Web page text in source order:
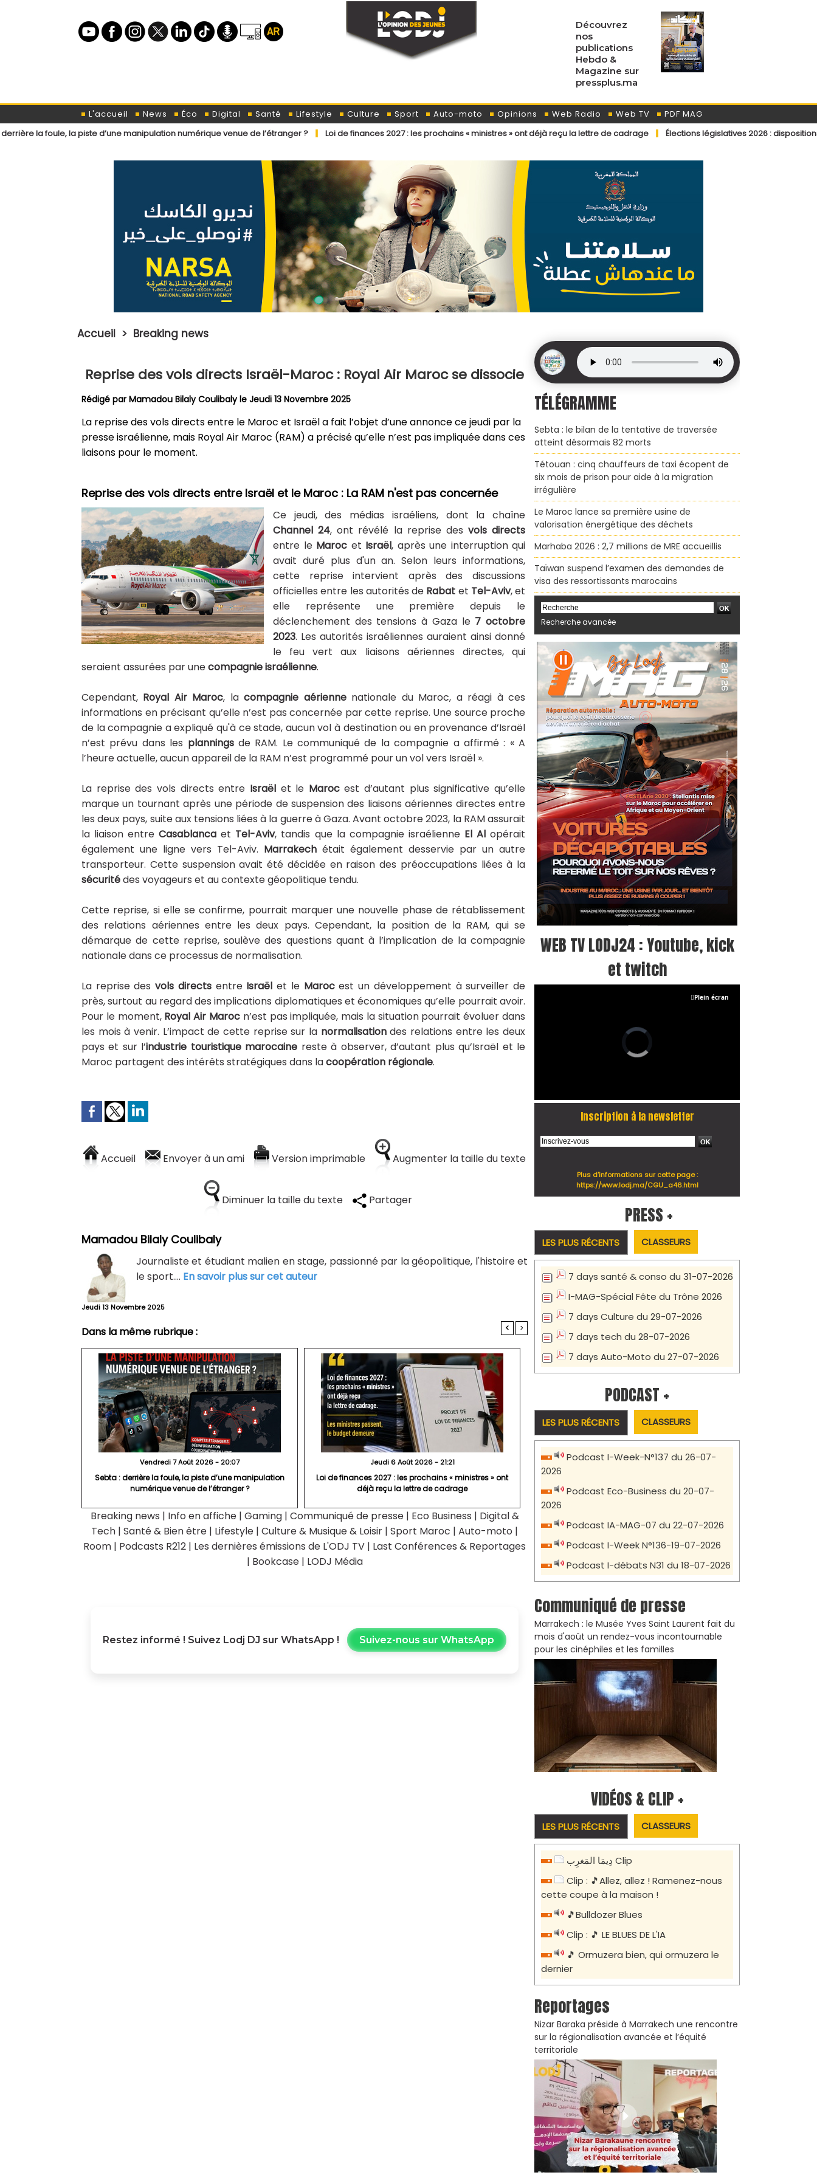
Découvrez
nos
publications
Hebdo &
Magazine sur
pressplus.ma
L'accueil News Éco Digital Santé Lifestyle Culture Sport Auto-moto Opinions Web Radio Web TV
PDF MAG
piste d’une manipulation numérique venue de l’étranger ?
Loi de finances 2027 : les prochains « ministres » ont déjà reçu la lettre de cadrage Élections législatives 2026 : dispositions éditoriales
Accueil > Breaking news
Reprise des vols directs Israël-Maroc : Royal Air Maroc se dissocie
Rédigé parMamadou Bilaly Coulibalyle Jeudi 13 Novembre 2025
La reprise des vols directs entre le Maroc et Israël a fait l’objet d’une annonce ce jeudi par la
presse israélienne, mais Royal Air Maroc (RAM) a précisé qu’elle n’est pas impliquée dans ces
liaisons pour le moment.
Reprise des vols directs entre Israël et le Maroc : La RAM n'est pas concernée
Ce jeudi, des médias israéliens, dont la chaîne
Channel 24, ont révélé la reprise des vols directs
entre le Maroc et Israël, après une interruption qui
avait duré plus d'un an. Selon leurs informations,
cette reprise intervient après des discussions
officielles entre les autorités de Rabat et Tel-Aviv, et
elle représente une première depuis le
déclenchement des tensions à Gaza le 7 octobre
2023. Les autorités israéliennes auraient ainsi donné
le feu vert aux liaisons aériennes directes, qui
seraient assurées par unecompagnie israélienne.
Cependant, Royal Air Maroc, lacompagnie aériennenationale du Maroc, a réagi à ces
informations en précisant qu’elle n’est pas concernée par cette reprise. Une source proche
de la compagnie a expliqué qu'à ce stade, aucun vol à destination ou en provenance d’Israël
n’est prévu dans les planningsde RAM. Le communiqué de la compagnie a affirmé : « A
l’heure actuelle, aucun appareil de la RAM n’est programmé pour un vol vers Israël ».
La reprise des vols directs entre Israëlet le Marocest d’autant plus significative qu’elle
marque un tournant après une période de suspension des liaisons aériennes directes entre
les deux pays, suite aux tensions liées à la guerre à Gaza. Avant octobre 2023, la RAM assurait
la liaison entreCasablanca et Tel-Aviv, tandis que la compagnie israélienne El Alopérait
également une ligne vers Tel-Aviv. Marrakech était également desservie par un autre
transporteur. Cette suspension avait été décidée en raison des préoccupations liées à la
sécuritédes voyageurs et au contexte géopolitique tendu.
Cette reprise, si elle se confirme, pourrait marquer une nouvelle phase de rétablissement
des relations aériennes entre les deux pays. Cependant, la position de la RAM, qui se
démarque de cette reprise, soulève des questions quant à l’implication de la compagnie
nationale dans ce processus de normalisation.
La reprise desvols directsentre Israël et le Marocest un développement à surveiller de
près, surtout au regard des implications diplomatiques et économiques qu’elle pourrait avoir.
Pour le moment, Royal Air Marocn’est pas impliquée, mais la situation pourrait évoluer dans
les mois à venir. L’impact de cette reprise sur la normalisationdes relations entre les deux
pays et sur l’industrie touristique marocaine reste à observer, d’autant plus qu’Israël et le
Maroc partagent des intérêts stratégiques dans lacoopération régionale.
Accueil Envoyer à un ami Version imprimable Augmenter la taille du texte
Diminuer la taille du texte Partager
Mamadou Bilaly Coulibaly
Journaliste et étudiant malien en stage, passionné par la géopolitique, l'histoire et
le sport.... En savoir plus sur cet auteur
Jeudi 13 Novembre 2025
Dans la même rubrique : < >
Vendredi 7 Août 2026 - 20:07
Sebta : derrière la foule, la piste d’une manipulation
numérique venue de l’étranger ?
Jeudi 6 Août 2026 - 21:21
Loi de finances 2027 : les prochains « ministres » ont
déjà reçu la lettre de cadrage
Breaking news | Info en affiche | Gaming | Communiqué de presse | Eco Business | Digital &
Tech | Santé & Bien être | Lifestyle | Culture & Musique & Loisir | Sport Maroc | Auto-moto |
Room | Podcasts R212 | Les dernières émissions de L'ODJ TV | Last Conférences & Reportages
| Bookcase | LODJ Média
Restez informé ! Suivez Lodj DJ sur WhatsApp ! Suivez-nous sur WhatsApp
TÉLÉGRAMME
Sebta : le bilan de la tentative de traversée
atteint désormais 82 morts
Tétouan : cinq chauffeurs de taxi écopent de
six mois de prison pour aide à la migration
irrégulière
Le Maroc lance sa première usine de
valorisation énergétique des déchets
Marhaba 2026 : 2,7 millions de MRE accueillis
Taïwan suspend l’examen des demandes de
visa des ressortissants marocains
Recherche avancée
WEB TV LODJ24 : Youtube, kick
et twitch
Plein écran
Inscription à la newsletter
Plus d'informations sur cette page :
https://www.lodj.ma/CGU_a46.html
PRESS +
LES PLUS RÉCENTS CLASSEURS
7 days santé & conso du 31-07-2026
I-MAG-Spécial Fête du Trône 2026
7 days Culture du 29-07-2026
7 days tech du 28-07-2026
7 days Auto-Moto du 27-07-2026
PODCAST +
LES PLUS RÉCENTS CLASSEURS
Podcast I-Week-N°137 du 26-07-
2026
Podcast Eco-Business du 20-07-
2026
Podcast IA-MAG-07 du 22-07-2026
Podcast I-Week N°136-19-07-2026
Podcast I-débats N31 du 18-07-2026
Communiqué de presse
Marrakech : le Musée Yves Saint Laurent fait du
mois d'août un rendez-vous incontournable
pour les cinéphiles et les familles
VIDÉOS & CLIP +
LES PLUS RÉCENTS CLASSEURS
دِيمَا المَغرِب Clip
Clip : 🎵Allez, allez ! Ramenez-nous
cette coupe à la maison !
🎵Bulldozer Blues
Clip : 🎵 LE BLUES DE L'IA
🎵 Ormuzera bien, qui ormuzera le
dernier
Reportages
Nizar Baraka préside à Marrakech une rencontre
sur la régionalisation avancée et l’équité
territoriale